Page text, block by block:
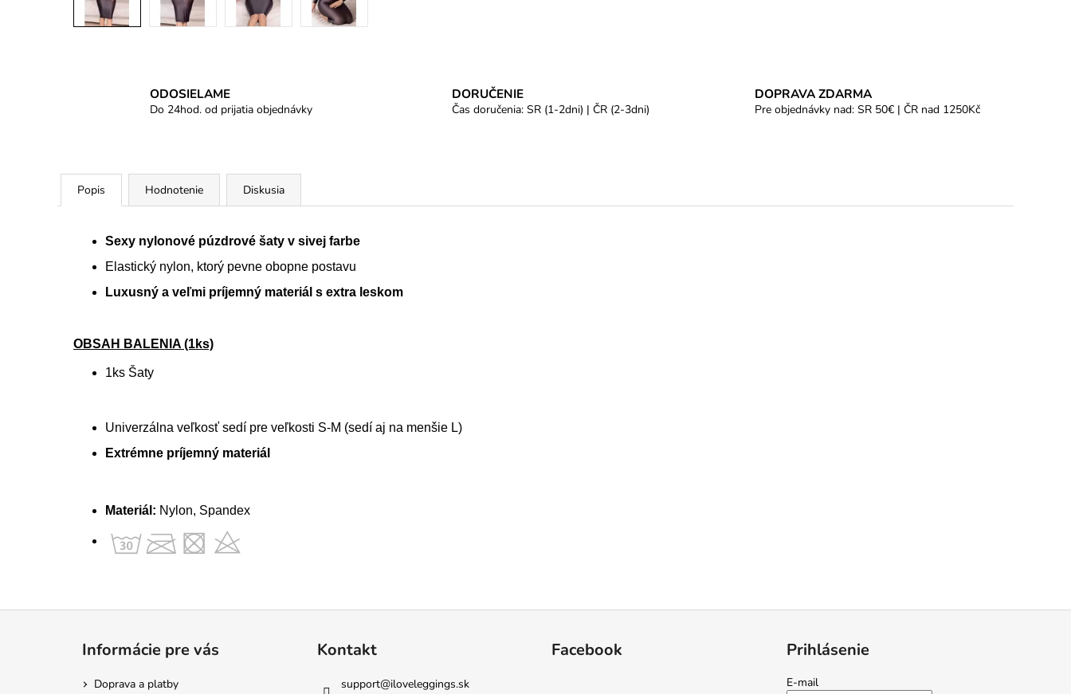
ODOSIELAME
Do 24hod. od prijatia objednávky
DORUČENIE
Čas doručenia: SR (1-2dni) | ČR (2-3dni)
DOPRAVA ZDARMA
Pre objednávky nad: SR 50€ | ČR nad 1250Kč
Popis Hodnotenie Diskusia
Sexy nylonové púzdrové šaty v sivej farbe
Elastický nylon, ktorý pevne obopne postavu
Luxusný a veľmi príjemný materiál s extra leskom
OBSAH BALENIA (1ks)
1ks Šaty
Univerzálna veľkosť sedí pre veľkosti S-M (sedí aj na menšie L)
Extrémne príjemný materiál
Materiál: Nylon, Spandex
Informácie pre vás
Doprava a platby
Kontakt
support@iloveleggings.sk
Facebook Prihlásenie
E-mail